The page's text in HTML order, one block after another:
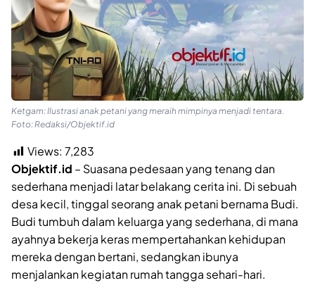
Ketgam: Ilustrasi anak petani yang meraih mimpinya menjadi tentara.
Foto: Redaksi/Objektif.id
Views: 7,283
Objektif.id – Suasana pedesaan yang tenang dan
sederhana menjadi latar belakang cerita ini. Di sebuah
desa kecil, tinggal seorang anak petani bernama Budi.
Budi tumbuh dalam keluarga yang sederhana, di mana
ayahnya bekerja keras mempertahankan kehidupan
mereka dengan bertani, sedangkan ibunya
menjalankan kegiatan rumah tangga sehari-hari.